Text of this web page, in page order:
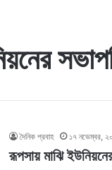
দৈনিক প্রবাহ ১৭ নভেম্বর,
রূপসায় মাঝি